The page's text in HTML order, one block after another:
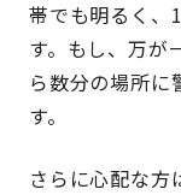
帯でも明るく、
す。もし、万が
ら数分の場所に
す。
さらに心配な方